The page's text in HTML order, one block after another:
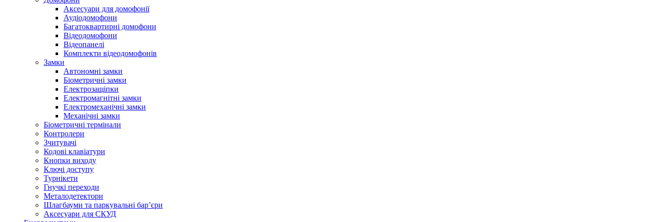
Аксесуари для домофонії
Аудіодомофони
Багатоквартирні домофони
Відеодомофони
Відеопанелі
Комплекти відеодомофонів
Замки
Автономні замки
Біометричні замки
Електрозащіпки
Електромагнітні замки
Електромеханічні замки
Механічні замки
Біометричні термінали
Контролери
Зчитувачі
Кодові клавіатури
Кнопки виходу
Ключі доступу
Турнікети
Гнучкі переходи
Металодетектори
Шлагбауми та паркувальні бар’єри
Аксесуари для СКУД